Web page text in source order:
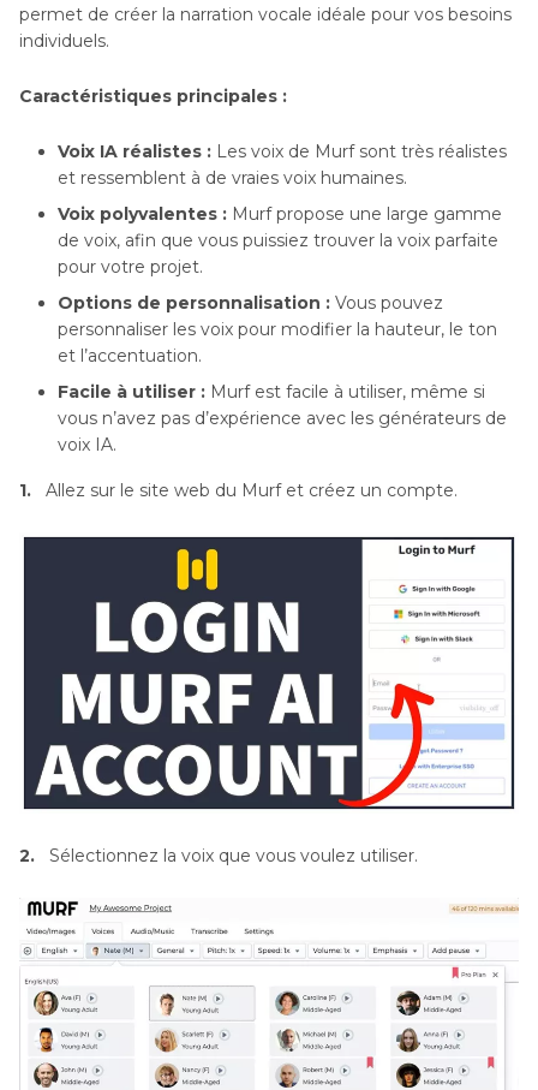
permet de créer la narration vocale idéale pour vos besoins
individuels.
Caractéristiques principales :
Voix IA réalistes : Les voix de Murf sont très réalistes
et ressemblent à de vraies voix humaines.
Voix polyvalentes : Murf propose une large gamme
de voix, afin que vous puissiez trouver la voix parfaite
pour votre projet.
Options de personnalisation : Vous pouvez
personnaliser les voix pour modifier la hauteur, le ton
et l’accentuation.
Facile à utiliser : Murf est facile à utiliser, même si
vous n’avez pas d’expérience avec les générateurs de
voix IA.
1. Allez sur le site web du Murf et créez un compte.
2. Sélectionnez la voix que vous voulez utiliser.